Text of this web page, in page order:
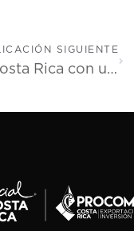
SIGUIENTE
Coca-Cola FEMSA refuerza su presencia en Costa Rica con una inversión de US$45 millones